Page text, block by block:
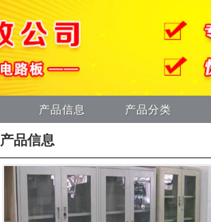
产品信息 产品分类
产品信息